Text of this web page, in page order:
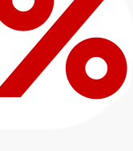
PowerShot SX120 IS
PowerShot SX120 IS